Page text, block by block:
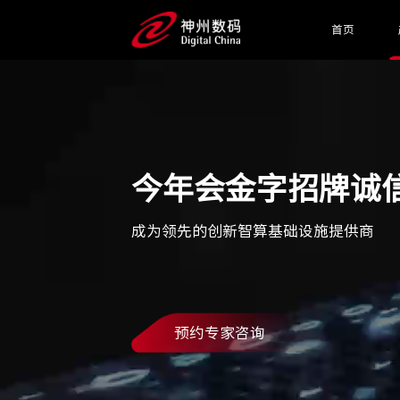
首页
今年会金字招牌诚
成为领先的创新智算基础设施提供商
预约专家咨询